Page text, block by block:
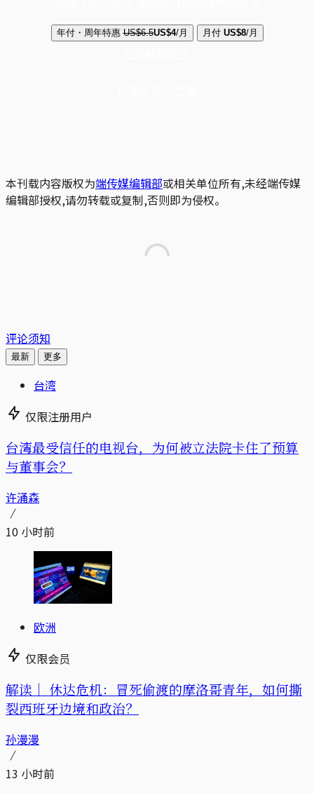
年付・周年特惠 US$6.5US$4/月 月付 US$8/月
本刊载内容版权为端传媒编辑部或相关单位所有,未经端传媒
编辑部授权,请勿转载或复制,否则即为侵权。
评论须知
最新 更多
台湾
仅限注册用户
台湾最受信任的电视台，为何被立法院卡住了预算
与董事会？
许涌森
10 小时前
欧洲
仅限会员
解读｜ 休达危机：冒死偷渡的摩洛哥青年，如何撕
裂西班牙边境和政治？
孙漫漫
13 小时前